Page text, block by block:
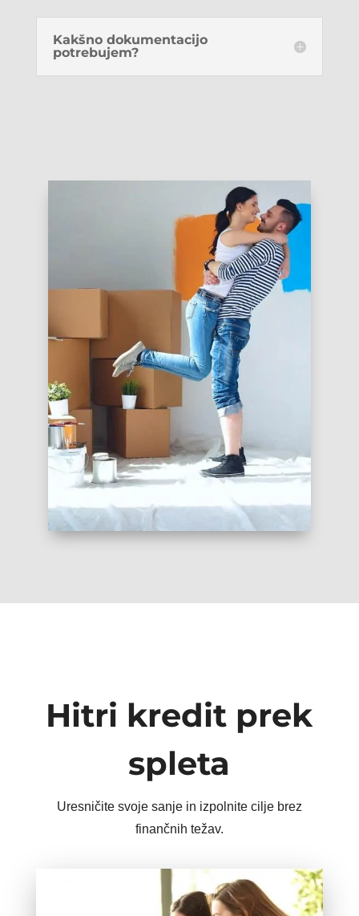
Kakšno dokumentacijo
potrebujem?
Hitri kredit prek
spleta
Uresničite svoje sanje in izpolnite cilje brez
finančnih težav.